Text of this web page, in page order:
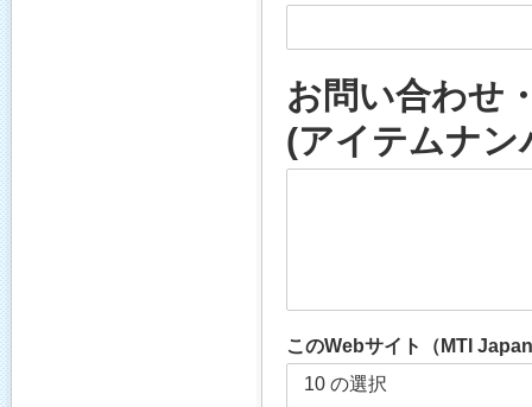
お問い合わせ
(アイテムナ
このWebサイト（MTI